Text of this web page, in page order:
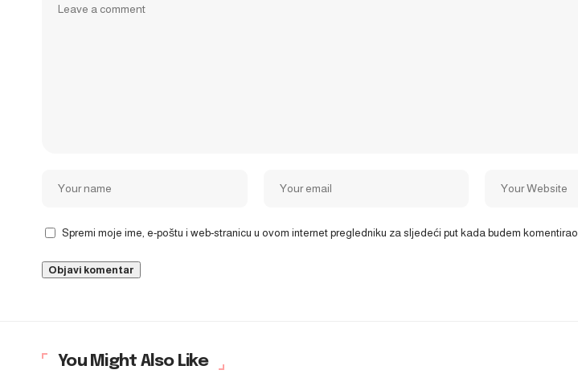
Spremi moje ime, e-poštu i web-stranicu u ovom internet pregledniku za sljedeći put kada budem komentirao.
You Might Also Like